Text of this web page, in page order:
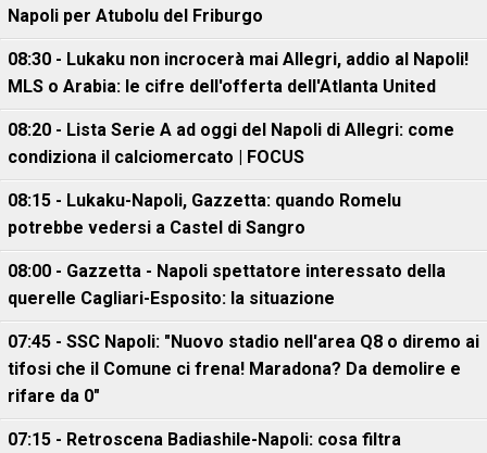
Napoli per Atubolu del Friburgo
08:30 - Lukaku non incrocerà mai Allegri, addio al Napoli!
MLS o Arabia: le cifre dell'offerta dell'Atlanta United
08:20 - Lista Serie A ad oggi del Napoli di Allegri: come
condiziona il calciomercato | FOCUS
08:15 - Lukaku-Napoli, Gazzetta: quando Romelu
potrebbe vedersi a Castel di Sangro
08:00 - Gazzetta - Napoli spettatore interessato della
querelle Cagliari-Esposito: la situazione
07:45 - SSC Napoli: "Nuovo stadio nell'area Q8 o diremo ai
tifosi che il Comune ci frena! Maradona? Da demolire e
rifare da 0"
07:15 - Retroscena Badiashile-Napoli: cosa filtra